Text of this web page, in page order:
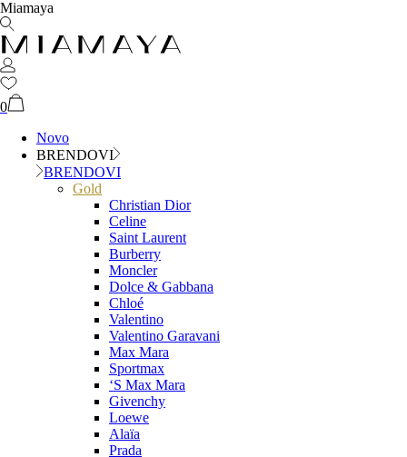
Miamaya
0
Novo
BRENDOVI
BRENDOVI
Gold
Christian Dior
Celine
Saint Laurent
Burberry
Moncler
Dolce & Gabbana
Chloé
Valentino
Valentino Garavani
Max Mara
Sportmax
‘S Max Mara
Givenchy
Loewe
Alaïa
Prada